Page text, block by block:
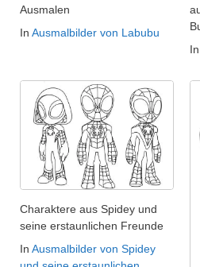
Ausmalen
In Ausmalbilder von Labubu
In
Charaktere aus Spidey und
seine erstaunlichen Freunde
In Ausmalbilder von Spidey